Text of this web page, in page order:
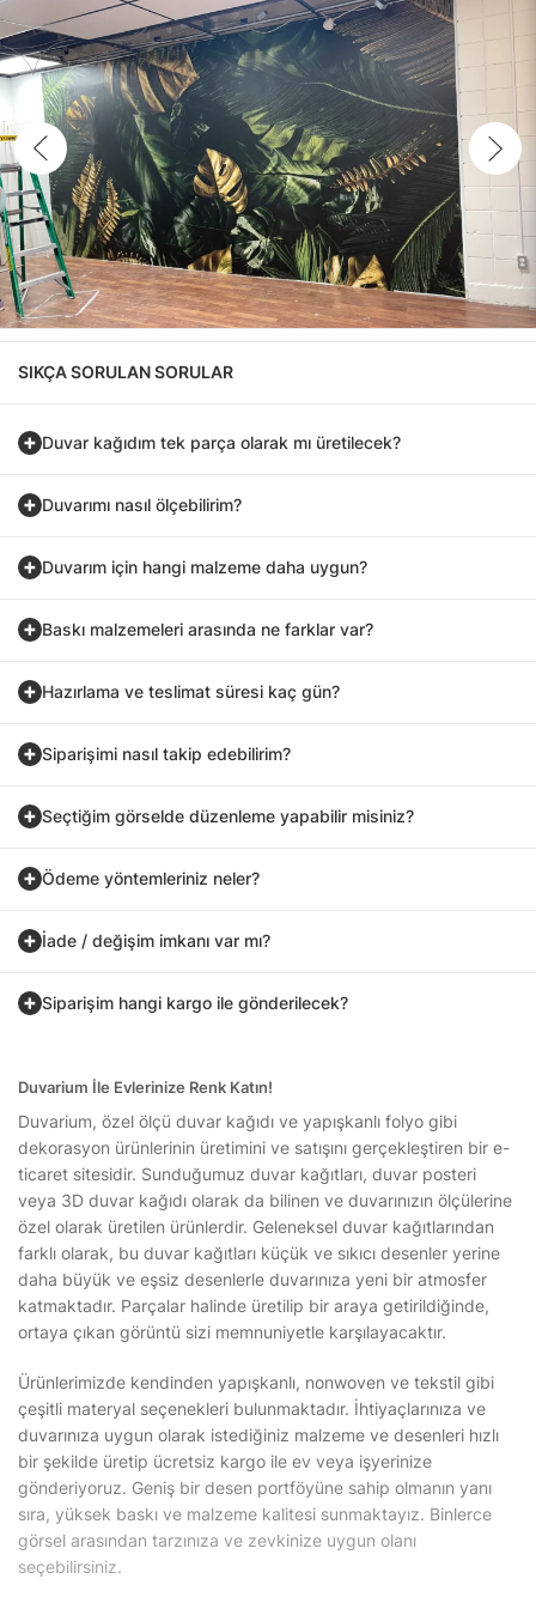
SIKÇA SORULAN SORULAR
Duvar kağıdım tek parça olarak mı üretilecek?
Duvarımı nasıl ölçebilirim?
Duvarım için hangi malzeme daha uygun?
Baskı malzemeleri arasında ne farklar var?
Hazırlama ve teslimat süresi kaç gün?
Siparişimi nasıl takip edebilirim?
Seçtiğim görselde düzenleme yapabilir misiniz?
Ödeme yöntemleriniz neler?
İade / değişim imkanı var mı?
Siparişim hangi kargo ile gönderilecek?
Duvarium İle Evlerinize Renk Katın!
Duvarium, özel ölçü duvar kağıdı ve yapışkanlı folyo gibi
dekorasyon ürünlerinin üretimini ve satışını gerçekleştiren bir e-
ticaret sitesidir. Sunduğumuz duvar kağıtları, duvar posteri
veya 3D duvar kağıdı olarak da bilinen ve duvarınızın ölçülerine
özel olarak üretilen ürünlerdir. Geleneksel duvar kağıtlarından
farklı olarak, bu duvar kağıtları küçük ve sıkıcı desenler yerine
daha büyük ve eşsiz desenlerle duvarınıza yeni bir atmosfer
katmaktadır. Parçalar halinde üretilip bir araya getirildiğinde,
ortaya çıkan görüntü sizi memnuniyetle karşılayacaktır.
Ürünlerimizde kendinden yapışkanlı, nonwoven ve tekstil gibi
çeşitli materyal seçenekleri bulunmaktadır. İhtiyaçlarınıza ve
duvarınıza uygun olarak istediğiniz malzeme ve desenleri hızlı
bir şekilde üretip ücretsiz kargo ile ev veya işyerinize
gönderiyoruz. Geniş bir desen portföyüne sahip olmanın yanı
sıra, yüksek baskı ve malzeme kalitesi sunmaktayız. Binlerce
görsel arasından tarzınıza ve zevkinize uygun olanı
seçebilirsiniz.